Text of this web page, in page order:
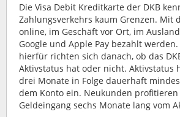
Die Visa Debit Kreditkarte der DKB
Zahlungsverkehrs kaum Grenzen. Mit
online, im Geschäft vor Ort, im
Google und Apple Pay bezahlt
hierfür richten sich danach, ob das
Aktivstatus hat oder nicht. Aktivstatus
drei Monate in Folge dauerhaft
dem Konto ein. Neukunden profitieren
Geldeingang sechs Monate lang vom